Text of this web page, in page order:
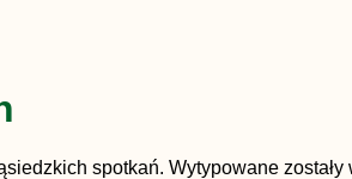
spotkań. Wytypowane